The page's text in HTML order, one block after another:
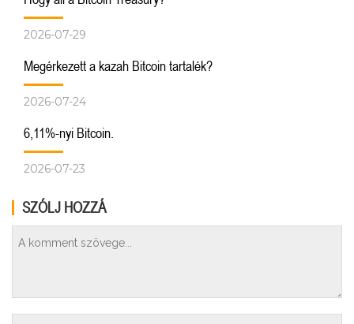
2026-07-29
Megérkezett a kazah Bitcoin tartalék?
2026-07-24
6,11%-nyi Bitcoin.
2026-07-23
SZÓLJ HOZZÁ